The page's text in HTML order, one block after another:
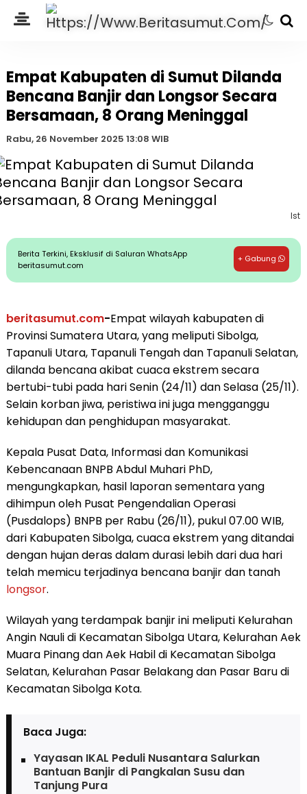
Empat Kabupaten di Sumut Dilanda
Bencana Banjir dan Longsor Secara
Bersamaan, 8 Orang Meninggal
Rabu, 26 November 2025 13:08 WIB
Ist
Berita Terkini, Eksklusif di Saluran WhatsApp
beritasumut.com
+ Gabung
beritasumut.com-Empat wilayah kabupaten di
Provinsi Sumatera Utara, yang meliputi Sibolga,
Tapanuli Utara, Tapanuli Tengah dan Tapanuli Selatan,
dilanda bencana akibat cuaca ekstrem secara
bertubi-tubi pada hari Senin (24/11) dan Selasa (25/11).
Selain korban jiwa, peristiwa ini juga mengganggu
kehidupan dan penghidupan masyarakat.
Kepala Pusat Data, Informasi dan Komunikasi
Kebencanaan BNPB Abdul Muhari PhD,
mengungkapkan, hasil laporan sementara yang
dihimpun oleh Pusat Pengendalian Operasi
(Pusdalops) BNPB per Rabu (26/11), pukul 07.00 WIB,
dari Kabupaten Sibolga, cuaca ekstrem yang ditandai
dengan hujan deras dalam durasi lebih dari dua hari
telah memicu terjadinya bencana banjir dan tanah
longsor.
Wilayah yang terdampak banjir ini meliputi Kelurahan
Angin Nauli di Kecamatan Sibolga Utara, Kelurahan Aek
Muara Pinang dan Aek Habil di Kecamatan Sibolga
Selatan, Kelurahan Pasar Belakang dan Pasar Baru di
Kecamatan Sibolga Kota.
Baca Juga:
Yayasan IKAL Peduli Nusantara Salurkan
Bantuan Banjir di Pangkalan Susu dan
Tanjung Pura